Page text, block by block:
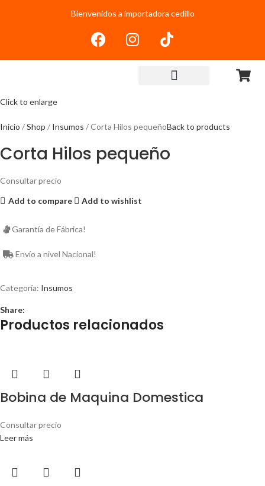
Bienvenidos a importadora cedillo
Click to enlarge
Inicio Shop Insumos Corta Hilos pequeñoBack to products
Corta Hilos pequeño
Consultar precio
Add to compare
Add to wishlist
Garantía de Fábrica!
Envío a nivel Nacional!
Categoría: Insumos
Share:
Productos relacionados
Bobina de Maquina Domestica
Consultar precio
Leer más